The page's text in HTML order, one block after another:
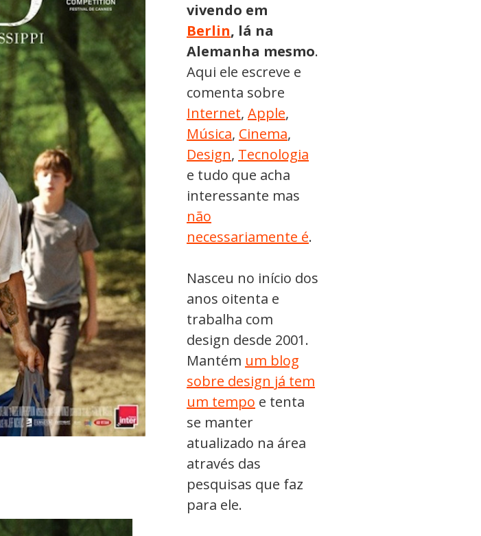
vivendo em
Berlin, lá na
Alemanha mesmo.
Aqui ele escreve e
comenta sobre
Internet, Apple,
Música, Cinema,
Design, Tecnologia
e tudo que acha
interessante mas
não
necessariamente é.
Nasceu no início dos
anos oitenta e
trabalha com
design desde 2001.
Mantém um blog
sobre design já tem
um tempo e tenta
se manter
atualizado na área
através das
pesquisas que faz
para ele.